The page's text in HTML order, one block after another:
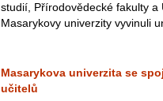
studií, Přírodovědecké fakulty a
Masarykovy univerzity vyvinuli
Masarykova univerzita se
učitelů